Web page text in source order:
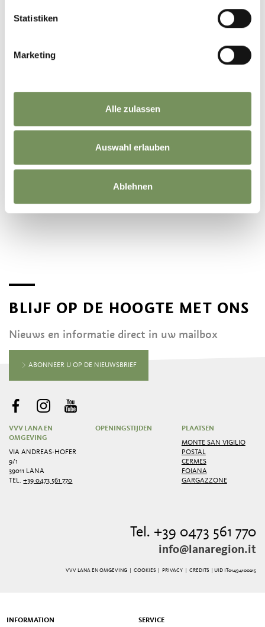
Statistiken
Marketing
Alle zulassen
Auswahl erlauben
Ablehnen
BLIJF OP DE HOOGTE MET ONS
Nieuws en informatie direct in uw mailbox
ABONNEER U OP DE NIEUWSBRIEF
VVV LANA EN
OMGEVING
VIA ANDREAS-HOFER
9/1
39011 LANA
TEL.+39 0473 561 770
OPENINGSTIJDEN
PLAATSEN
MONTE SAN VIGILIO
POSTAL
CERMES
FOIANA
GARGAZZONE
Tel. +39 0473 561 770
info@lanaregion.it
VVV LANA EN OMGEVING | COOKIES| PRIVACY| CREDITS | UID IT01494100215
INFORMATION SERVICE